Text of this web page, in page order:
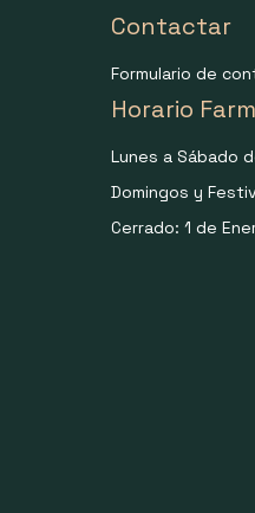
Contactar
Formulario de
Horario
Lunes a Sábado
Domingos y
Cerrado: 1 de